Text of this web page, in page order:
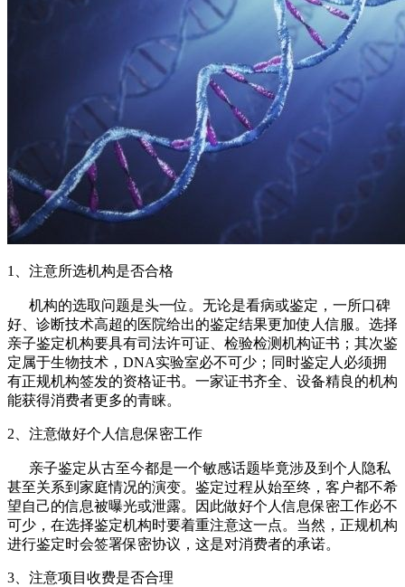
1、注意所选机构是否合格
机构的选取问题是头一位。无论是看病或鉴定，一所口碑
好、诊断技术高超的医院给出的鉴定结果更加使人信服。选择
亲子鉴定机构要具有司法许可证、检验检测机构证书；其次鉴
定属于生物技术，DNA实验室必不可少；同时鉴定人必须拥
有正规机构签发的资格证书。一家证书齐全、设备精良的机构
能获得消费者更多的青睐。
2、注意做好个人信息保密工作
亲子鉴定从古至今都是一个敏感话题毕竟涉及到个人隐私
甚至关系到家庭情况的演变。鉴定过程从始至终，客户都不希
望自己的信息被曝光或泄露。因此做好个人信息保密工作必不
可少，在选择鉴定机构时要着重注意这一点。当然，正规机构
进行鉴定时会签署保密协议，这是对消费者的承诺。
3、注意项目收费是否合理